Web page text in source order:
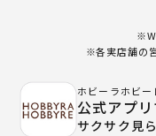
※各実店舗の
ホビーラホビー
公式アプ
サクサク見